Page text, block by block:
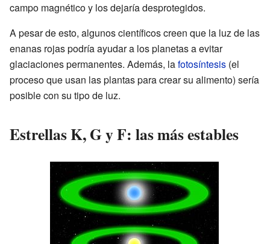
campo magnético y los dejaría desprotegidos.
A pesar de esto, algunos científicos creen que la luz de las
enanas rojas podría ayudar a los planetas a evitar
glaciaciones permanentes. Además, lafotosíntesis (el
proceso que usan las plantas para crear su alimento) sería
posible con su tipo de luz.
Estrellas K, G y F: las más estables